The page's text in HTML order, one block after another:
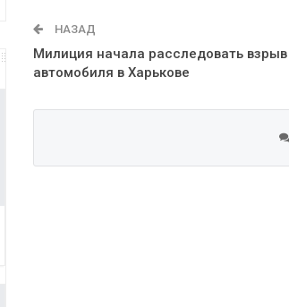
НАЗАД
Милиция начала расследовать взрыв
автомобиля в Харькове